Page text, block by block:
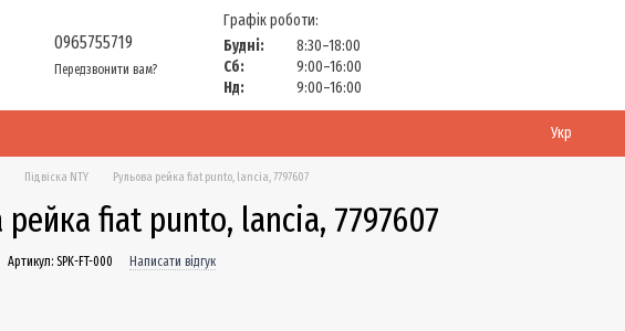
0965755719
Передзвонити вам?
Графік роботи:
Будні:
8:30–18:00
Сб:
9:00–16:00
Нд:
9:00–16:00
Укр
Підвіска NTY Рульова рейка fiat punto, lancia, 7797607
рейка fiat punto, lancia, 7797607
Артикул: SPK-FT-000 Написати відгук